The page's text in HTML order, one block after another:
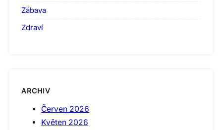
Zábava
Zdraví
ARCHIV
Červen 2026
Květen 2026